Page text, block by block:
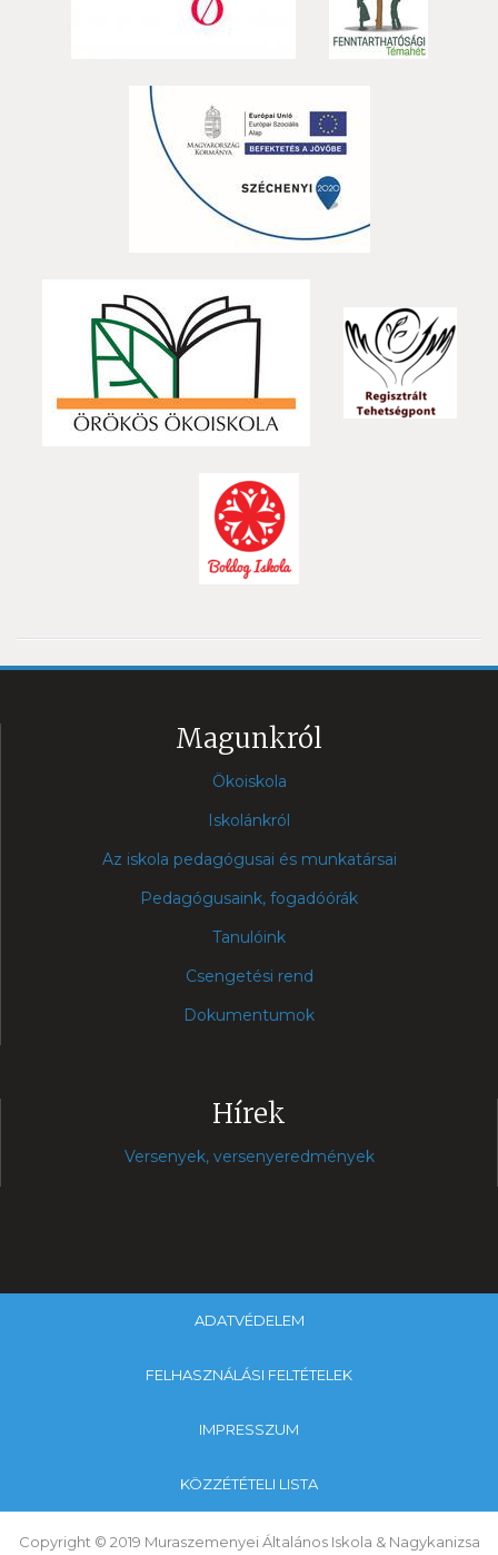
Magunkról
Ökoiskola
Iskolánkról
Az iskola pedagógusai és munkatársai
Pedagógusaink, fogadóórák
Tanulóink
Csengetési rend
Dokumentumok
Hírek
Versenyek, versenyeredmények
ADATVÉDELEM
FELHASZNÁLÁSI FELTÉTELEK
IMPRESSZUM
KÖZZÉTÉTELI LISTA
Copyright © 2019 Muraszemenyei Általános Iskola & Nagykanizsa